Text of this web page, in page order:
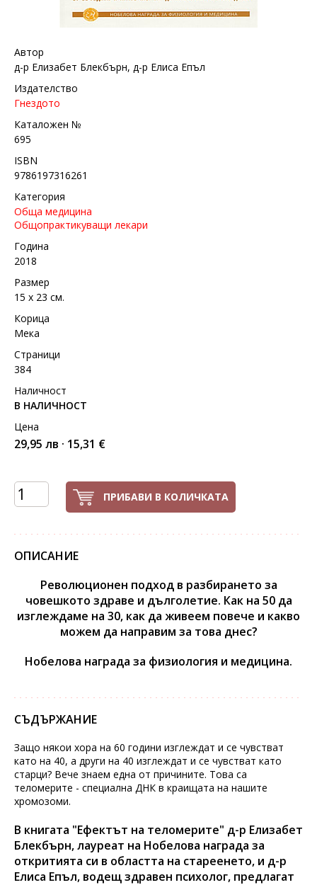
Автор
д-р Елизабет Блекбърн, д-р Елиса Епъл
Издателство
Гнездото
Каталожен №
695
ISBN
9786197316261
Категория
Обща медицина
Общопрактикуващи лекари
Година
2018
Размер
15 х 23 см.
Корица
Мека
Страници
384
Наличност
В НАЛИЧНОСТ
Цена
29,95 лв · 15,31 €
ПРИБАВИ В КОЛИЧКАТА
ОПИСАНИЕ
Революционен подход в разбирането за
човешкото здраве и дълголетие. Как на 50 да
изглеждаме на 30, как да живеем повече и какво
можем да направим за това днес?
Нобелова награда за физиология и медицина.
СЪДЪРЖАНИЕ
Защо някои хора на 60 години изглеждат и се чувстват
като на 40, а други на 40 изглеждат и се чувстват като
старци? Вече знаем една от причините. Това са
теломерите - специална ДНК в краищата на нашите
хромозоми.
В книгата "Ефектът на теломерите" д-р Елизабет
Блекбърн, лауреат на Нобелова награда за
откритията си в областта на стареенето, и д-р
Елиса Епъл, водещ здравен психолог, предлагат